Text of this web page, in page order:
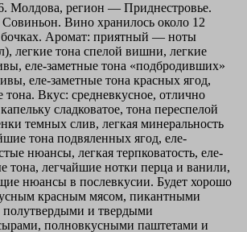
Молдова, регион — Приднестровье.
Вино хранилось около 12
бочках. Аромат: приятный — ноты
легкие тона спелой вишни, легкие
еле-заметные тона «подбродивших»
еле-заметные тона красных ягод,
тона. Вкус: средневкусное, отлично
сладковатое, тона переспелой
темных слив, легкая минеральность
тона подвяленных ягод, еле-
нюансы, легкая терпковатость, еле-
тона, легчайшие нотки перца и ванили,
нюансы в послевкусии. Будет хорошо
красным мясом, пикантными
и твердыми
полновкусными паштетами и